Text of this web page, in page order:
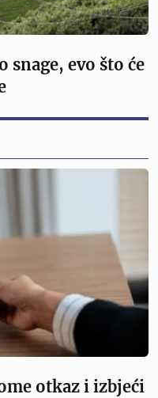
snage, evo što će
otkaz i izbjeći